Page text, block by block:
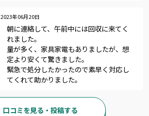
2023年06月20日
朝に連絡して、午前中には回収に来てく
れました。
量が多く、家具家電もありましたが、想
定より安くて驚きました。
緊急で処分したかったので素早く対応し
てくれて助かりました。
口コミを見る・投稿する